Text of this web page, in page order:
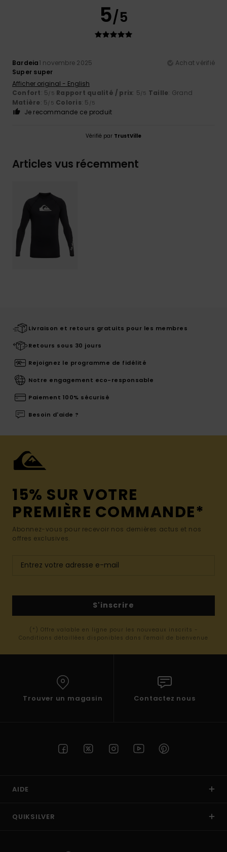
5/5
Bardeia1 novembre 2025
Achat vérifié
Super super
Afficher original - English
Confort: 5/5 Rapport qualité / prix: 5/5 Taille: Grand
Matière: 5/5 Coloris: 5 /5
Je recommande ce produit
Vérifié par TrustVille
Articles vus récemment
Livraison et retours gratuits pour les membres
Retours sous 30 jours
Rejoignez le programme de fidélité
Notre engagement eco-responsable
Paiement 100% sécurisé
Besoin d'aide ?
15% SUR VOTRE
PREMIÈRE COMMANDE*
Abonnez-vous pour recevoir nos dernières actus et nos
offres exclusives.
S'inscrire
(*) Offre valable en ligne pour les nouveaux inscrits -
Conditions détaillées disponibles dans l'email de bienvenue
Trouver un magasin Contactez nous
AIDE
QUIKSILVER